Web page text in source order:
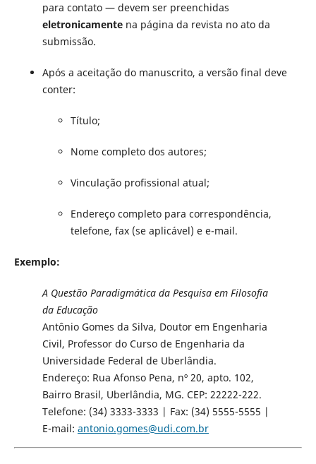
para contato — devem ser preenchidas
eletronicamentena página da revista no ato da
submissão.
Após a aceitação do manuscrito, a versão final deve
conter:
Título;
Nome completo dos autores;
Vinculação profissional atual;
Endereço completo para correspondência,
telefone, fax (se aplicável) e e-mail.
Exemplo:
A Questão Paradigmática da Pesquisa em Filosofia
da Educação
Antônio Gomes da Silva, Doutor em Engenharia
Civil, Professor do Curso de Engenharia da
Universidade Federal de Uberlândia.
Endereço: Rua Afonso Pena, nº 20, apto. 102,
Bairro Brasil, Uberlândia, MG. CEP: 22222-222.
Telefone: (34) 3333-3333 | Fax: (34) 5555-5555 |
E-mail: antonio.gomes@udi.com.br